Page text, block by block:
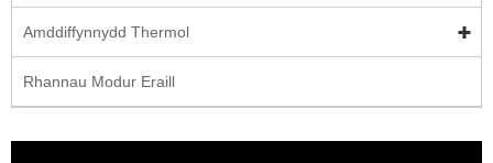
Amddiffynnydd Thermol
Rhannau Modur Eraill